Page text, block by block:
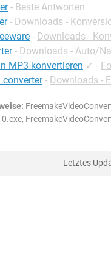
- Beste Antworten
- Downloads -
- Downloads -
- Downloads - Auto/
MP3 konvertieren ✓ -
converter - Downloads -
Letztes